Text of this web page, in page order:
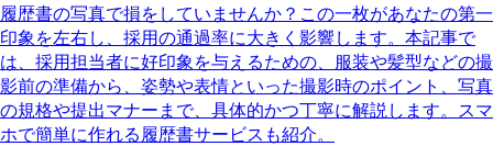
履歴書の写真で損をしていませんか？この一枚があなたの第一
印象を左右し、採用の通過率に大きく影響します。本記事で
は、採用担当者に好印象を与えるための、服装や髪型などの撮
影前の準備から、姿勢や表情といった撮影時のポイント、写真
の規格や提出マナーまで、具体的かつ丁寧に解説します。スマ
ホで簡単に作れる履歴書サービスも紹介。